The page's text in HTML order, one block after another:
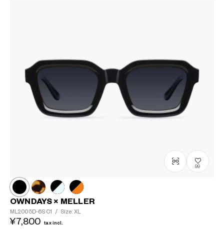
99
OWNDAYS × MELLER
ML2005D-6S C1 / Size: XL
¥7,800 tax incl.